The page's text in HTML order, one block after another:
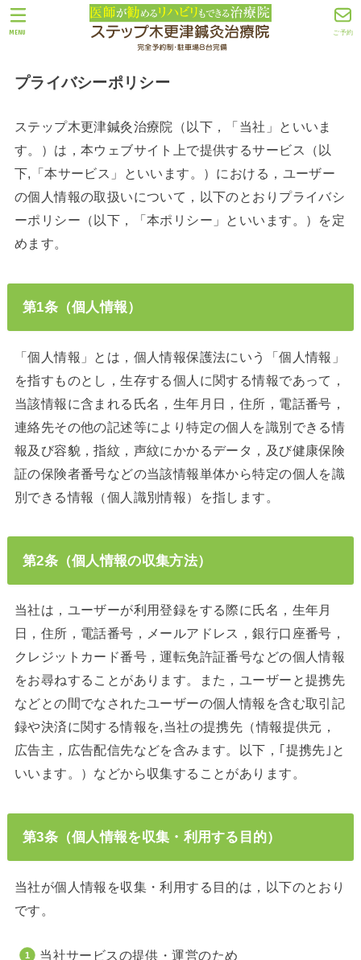
ご予約
MENU
プライバシーポリシー
ステップ木更津鍼灸治療院（以下，「当社」といいま
す。）は，本ウェブサイト上で提供するサービス（以
下,「本サービス」といいます。）における，ユーザー
の個人情報の取扱いについて，以下のとおりプライバシ
ーポリシー（以下，「本ポリシー」といいます。）を定
めます。
第1条（個人情報）
「個人情報」とは，個人情報保護法にいう「個人情報」
を指すものとし，生存する個人に関する情報であって，
当該情報に含まれる氏名，生年月日，住所，電話番号，
連絡先その他の記述等により特定の個人を識別できる情
報及び容貌，指紋，声紋にかかるデータ，及び健康保険
証の保険者番号などの当該情報単体から特定の個人を識
別できる情報（個人識別情報）を指します。
第2条（個人情報の収集方法）
当社は，ユーザーが利用登録をする際に氏名，生年月
日，住所，電話番号，メールアドレス，銀行口座番号，
クレジットカード番号，運転免許証番号などの個人情報
をお尋ねすることがあります。また，ユーザーと提携先
などとの間でなされたユーザーの個人情報を含む取引記
録や決済に関する情報を,当社の提携先（情報提供元，
広告主，広告配信先などを含みます。以下，｢提携先｣と
いいます。）などから収集することがあります。
第3条（個人情報を収集・利用する目的）
当社が個人情報を収集・利用する目的は，以下のとおり
です。
当社サービスの提供・運営のため